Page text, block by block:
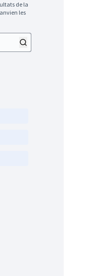
de la
les